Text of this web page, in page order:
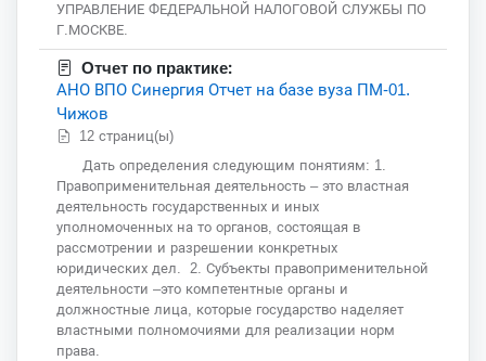
УПРАВЛЕНИЕ ФЕДЕРАЛЬНОЙ НАЛОГОВОЙ СЛУЖБЫ ПО
Г.МОСКВЕ.
Отчет по практике:
АНО ВПО Синергия Отчет на базе вуза ПМ-01.
Чижов
12 страниц(ы)
Дать определения следующим понятиям: 1.
Правоприменительная деятельность – это властная
деятельность государственных и иных
уполномоченных на то органов, состоящая в
рассмотрении и разрешении конкретных
юридических дел. 2. Субъекты правоприменительной
деятельности –это компетентные органы и
должностные лица, которые государство наделяет
властными полномочиями для реализации норм
права.